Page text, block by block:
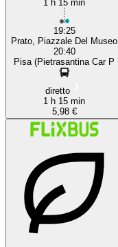
1 h 15 min
19:25
Prato, Piazzale Del Museo
20:40
Pisa (Pietrasantina Car P
diretto
1 h 15 min
5,98 €